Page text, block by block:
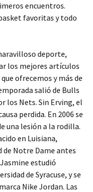
encuentros.
favoritas y todo
deporte,
los mejores artículos
ofrecemos y más de
salió de Bulls
los Nets. Sin Erving, el
perdida. En 2006 se
una lesión a la rodilla.
en Luisiana,
de Notre Dame antes
estudió
de Syracuse, y se
Nike Jordan. Las